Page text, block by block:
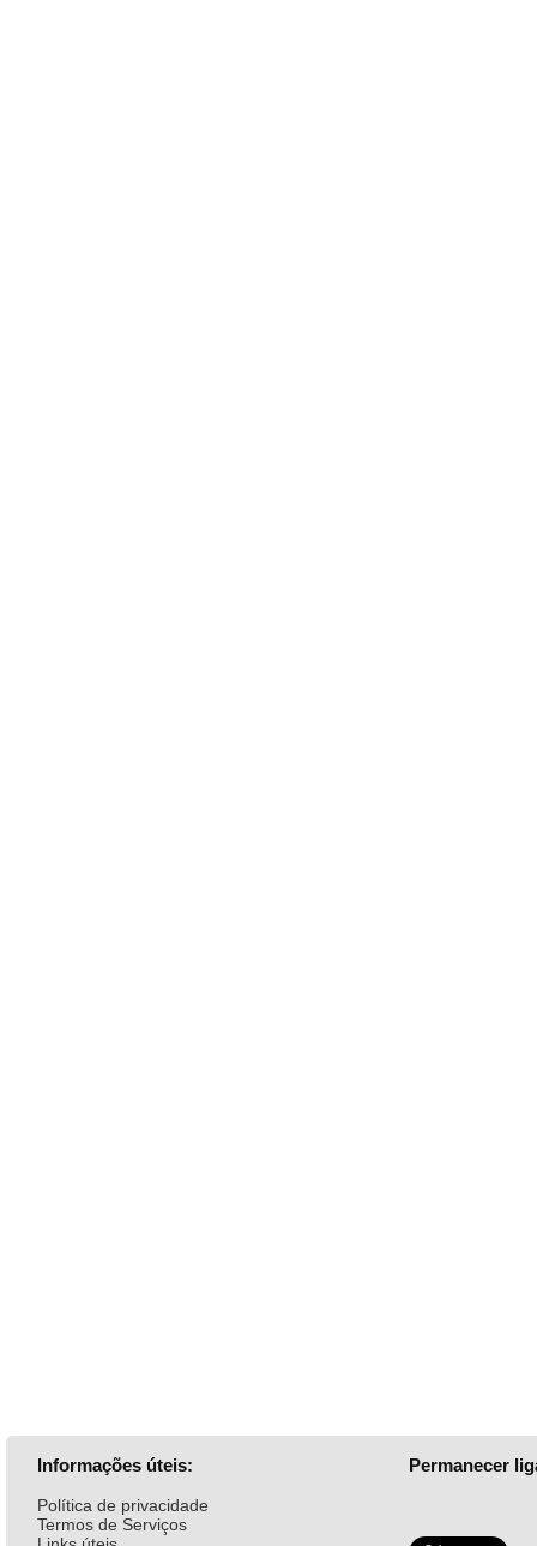
Informações úteis:
Política de privacidade
Termos de Serviços
Permanecer